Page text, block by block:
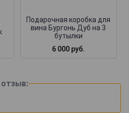
Подарочная коробка для
вина Бургонь Дуб на 3
бутылки
6 000 руб.